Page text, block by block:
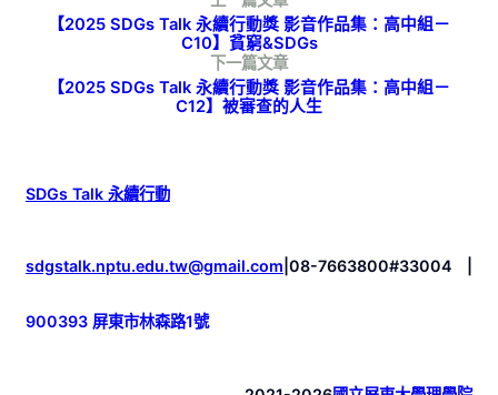
【2025 SDGs Talk 永續行動獎 影音作品集：高中組－
C10】貧窮&SDGs
下一篇文章
【2025 SDGs Talk 永續行動獎 影音作品集：高中組－
C12】被審查的人生
SDGs Talk 永續行動
sdgstalk.nptu.edu.tw@gmail.com 08-7663800#33004
900393 屏東市林森路1號